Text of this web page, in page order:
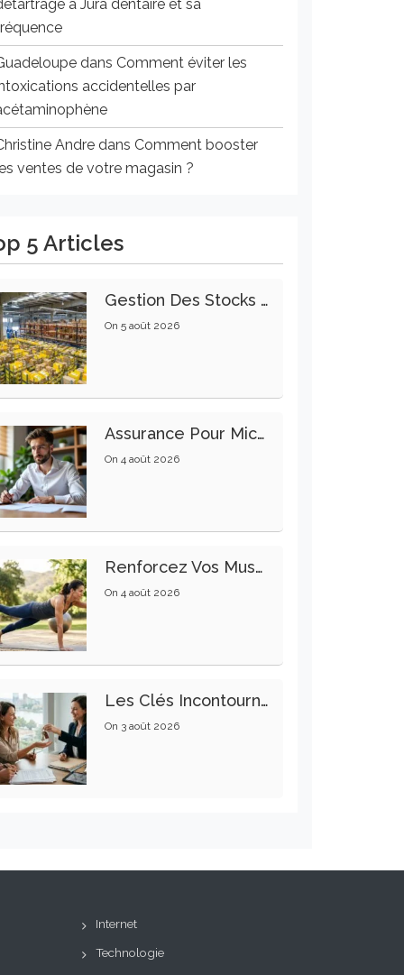
à Jura dentaire et sa
dans Comment éviter les
accidentelles par
Andre dans Comment booster
ventes de votre magasin ?
5 Articles
Gestion Des Stocks : Meilleures Pratiques Intralogistiques
On 5 août 2026
Assurance Pour Micro-Entrepreneur : Les Garanties Essentielles À Connaître
On 4 août 2026
Renforcez Vos Muscles Profonds Pour Apaiser Votre Mal De Dos
On 4 août 2026
Les Clés Incontournables Pour Réussir Vos Transactions Immobilières
On 3 août 2026
Internet
Technologie